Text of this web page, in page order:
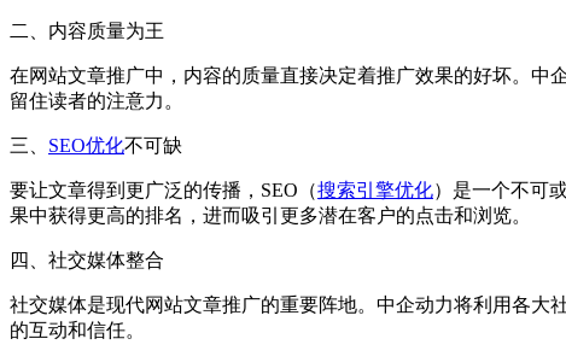
二、内容质量为王
在网站文章推广中，内容的质量直接决定着推广效果的好坏。
留住读者的注意力。
三、 SEO优化不可缺
要让文章得到更广泛的传播，SEO（搜索引擎优化）是一个不可
果中获得更高的排名，进而吸引更多潜在客户的点击和浏览。
四、社交媒体整合
社交媒体是现代网站文章推广的重要阵地。中企动力将利用各大
的互动和信任。